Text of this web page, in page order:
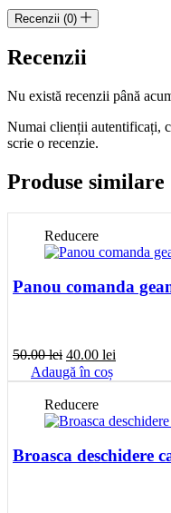
Recenzii (0)
Recenzii
Nu există recenzii până
Numai clienții autentificați,
scrie o recenzie.
Produse similare
Reducere
Panou comanda
50.00lei Prețul
inițial
a
fost:
50.00 lei.
40.00 lei
este:
Adaugă în coș
Reducere
Broasca deschidere